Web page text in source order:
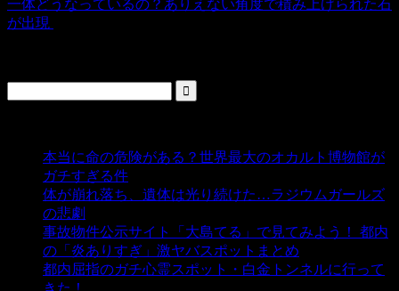
一体どうなっているの？ありえない角度で積み上げられた石
が出現
本当に命の危険がある？世界最大のオカルト博物館が
ガチすぎる件
体が崩れ落ち、遺体は光り続けた…ラジウムガールズ
の悲劇
事故物件公示サイト「大島てる」で見てみよう！ 都内
の「炎ありすぎ」激ヤバスポットまとめ
都内屈指のガチ心霊スポット・白金トンネルに行って
きた！